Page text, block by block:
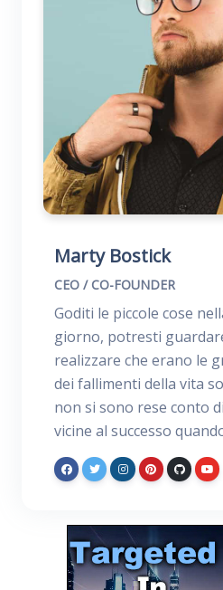
Marty Bostick
CEO / CO-FOUNDER
Goditi le piccole cose
giorno, potresti
realizzare che erano le
dei fallimenti della vita
non si sono rese conto
vicine al successo